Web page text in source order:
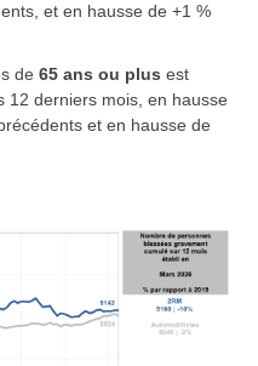
et en hausse de +1 %
de 65 ans ou plus est
12 derniers mois, en hausse
et en hausse de